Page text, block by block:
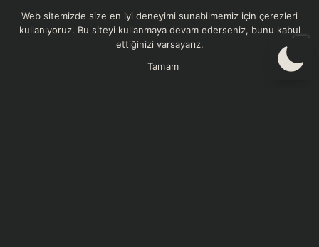
SOSYAL SORUMLULUK KURUMSAL REFERANSLAR
GIZLILIK VE GÜVENLIK POLITIKASI
Web sitemizde size en iyi deneyimi sunabilmemiz için çerezleri
kullanıyoruz. Bu siteyi kullanmaya devam ederseniz, bunu kabul
ettiğinizi varsayarız.
Tamam